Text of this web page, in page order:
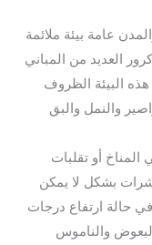
عامة بيئة ملائمة
العديد من المباني
هذه البيئة الظروف
والنمل والبق
المناخ أو تقلبات
بشكل لا يمكن
حالة ارتفاع درجات
البعوض والناموس